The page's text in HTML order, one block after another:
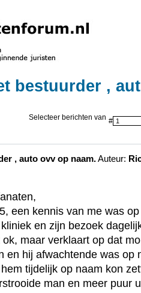
bestuurder ,
Selecteer berichten van #
, auto ovv op naam.Auteur:
een kennis van me was
en zijn bezoek
maar verklaart op dat
en hij afwachtende was op
tijdelijk op naam kon
man en meer puur